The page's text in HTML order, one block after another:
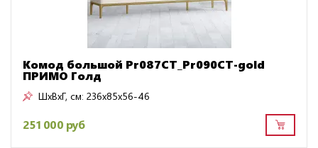
Комод большой Pr087CT_Pr090CT-gold
ПРИМО Голд
ШxВxГ, см: 236x85x56-46
251 000 руб